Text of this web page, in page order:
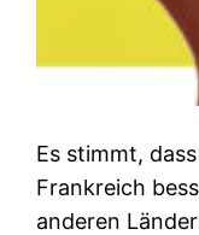
Es stimmt,
Frankreich
anderen